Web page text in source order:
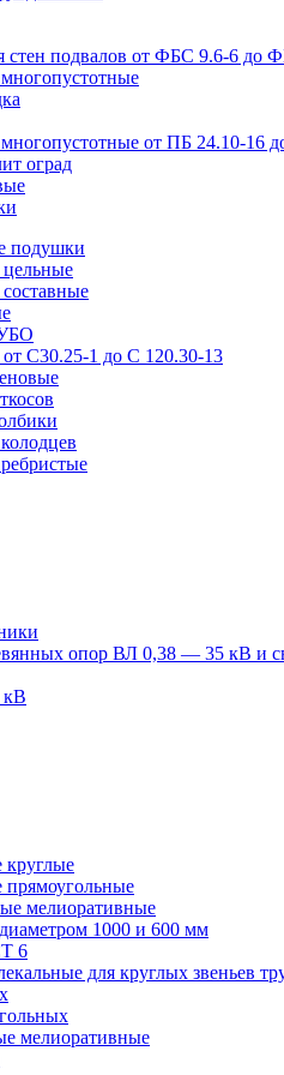
стен подвалов от ФБС 9.6-6 до
от ПБ 24.10-16
оград
подушки
цельные
С30.25-1 до С 120.30-13
опор ВЛ 0,38 — 35 кВ и
кВ
круглые
мелиоративные
1000 и 600 мм
6
для круглых звеньев
мелиоративные